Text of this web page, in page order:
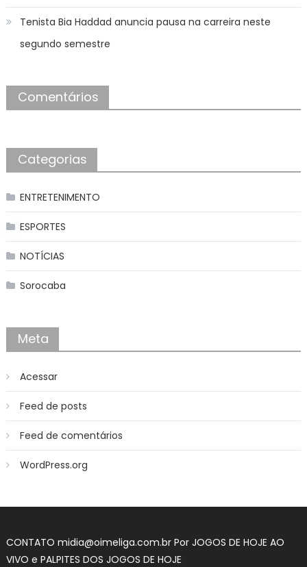
Tenista Bia Haddad anuncia pausa na carreira neste
segundo semestre
Comentários
Categorias
ENTRETENIMENTO
ESPORTES
NOTÍCIAS
Sorocaba
Meta
Acessar
Feed de posts
Feed de comentários
WordPress.org
CONTATO midia@oimeliga.com.br Por JOGOS DE HOJE AO
VIVO e PALPITES DOS JOGOS DE HOJE